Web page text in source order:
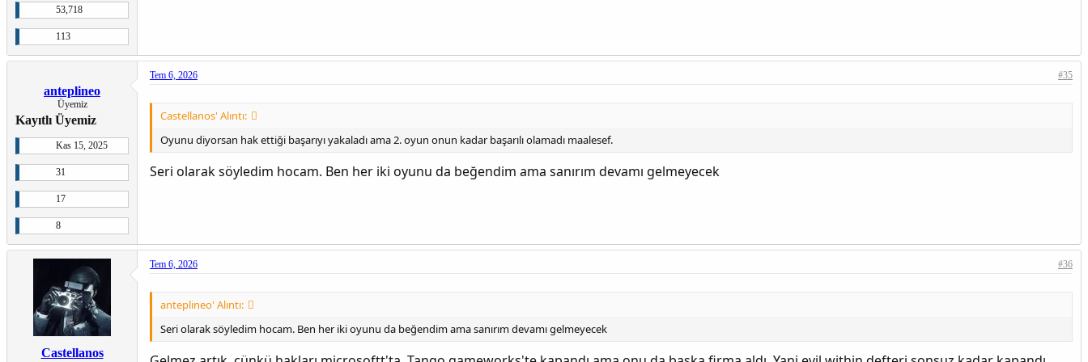
TÜRKÇE ÇEVİRİ
ALEX
53,718
113
anteplineo
Üyemiz
Kayıtlı Üyemiz
Kas 15, 2025
31
17
8
Tem 6, 2026 #35
Castellanos' Alıntı:
Oyunu diyorsan hak ettiği başarıyı yakaladı ama 2. oyun onun kadar başarılı olamadı maalesef.
Seri olarak söyledim hocam. Ben her iki oyunu da beğendim ama sanırım devamı gelmeyecek
Castellanos
Tem 6, 2026 #36
anteplineo' Alıntı:
Seri olarak söyledim hocam. Ben her iki oyunu da beğendim ama sanırım devamı gelmeyecek